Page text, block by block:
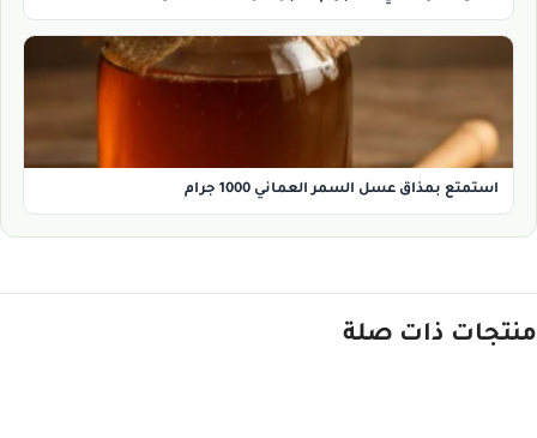
استمتع بمذاق عسل السمر العماني 1000 جرام
منتجات ذات صلة